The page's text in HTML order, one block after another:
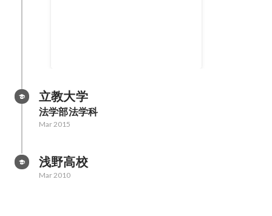
立教大学
法学部法学科
Mar 2015
浅野高校
Mar 2010